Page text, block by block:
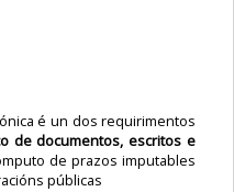
é un dos requirimentos
de documentos, escritos e
de prazos imputables
públicas